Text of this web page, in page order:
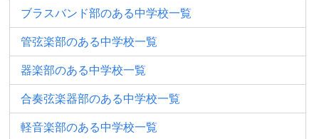
ブラスバンド部のある中学校一覧
管弦楽部のある中学校一覧
器楽部のある中学校一覧
合奏弦楽器部のある中学校一覧
軽音楽部のある中学校一覧